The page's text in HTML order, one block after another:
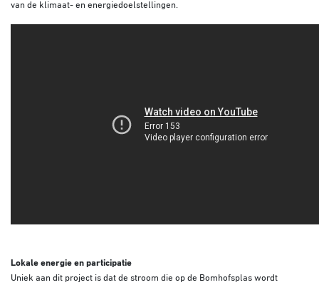
van de klimaat- en energiedoelstellingen.
Lokale energie en participatie
Uniek aan dit project is dat de stroom die op de Bomhofsplas wordt